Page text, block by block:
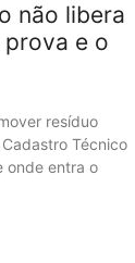
não libera
e o
resíduo
Técnico
onde entra o